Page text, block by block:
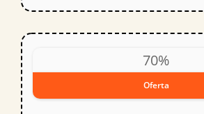
70%
Oferta